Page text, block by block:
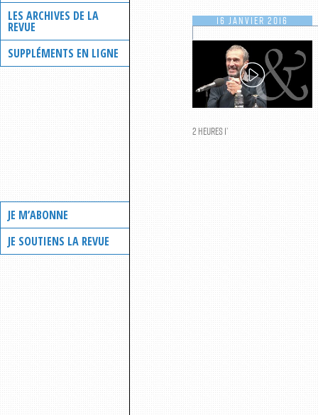
LES ARCHIVES DE LA
REVUE
SUPPLÉMENTS EN LIGNE
JE M’ABONNE
JE SOUTIENS LA REVUE
16 JANVIER 2016
2 HEURES 1’